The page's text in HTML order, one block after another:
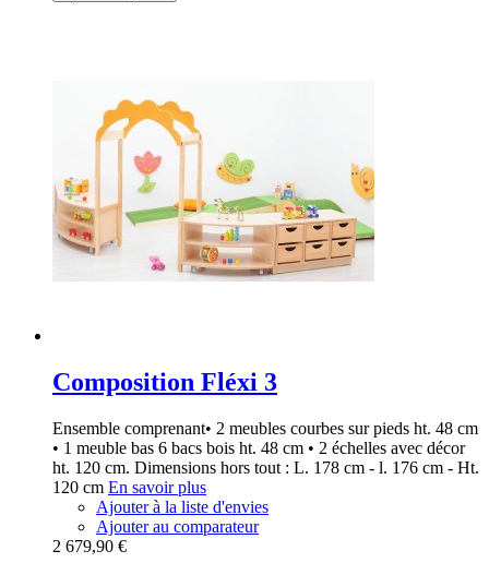
Composition Fléxi 3
Ensemble comprenant• 2 meubles courbes sur pieds ht. 48 cm
• 1 meuble bas 6 bacs bois ht. 48 cm • 2 échelles avec décor
ht. 120 cm. Dimensions hors tout : L. 178 cm - l. 176 cm - Ht.
120 cm En savoir plus
Ajouter à la liste d'envies
Ajouter au comparateur
2 679,90 €